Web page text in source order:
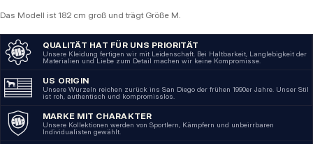
Das Modell ist 182 cm groß und trägt Größe M.
QUALITÄT HAT FÜR UNS PRIORITÄT
Unsere Kleidung fertigen wir mit Leidenschaft. Bei Haltbarkeit, Langlebigkeit der
Materialien und Liebe zum Detail machen wir keine Kompromisse.
US ORIGIN
Unsere Wurzeln reichen zurück ins San Diego der frühen 1990er Jahre. Unser Stil
ist roh, authentisch und kompromisslos.
MARKE MIT CHARAKTER
Unsere Kollektionen werden von Sportlern, Kämpfern und unbeirrbaren
Individualisten gewählt.